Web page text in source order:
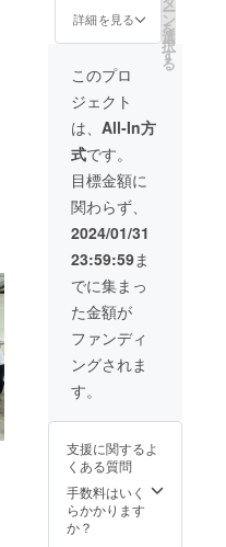
たい！
コミュ
作りの
リアル
な現場
を最前
線で見
て学び
たい！
という
方には
おスス
メで
す。
クの上
どんな
るかぜ
ひご覧
くださ
い！ ▼
複業ナ
レッジ
シェ
ア：約
60分 ・
有効期
限 ：
2024年
6月30日
まで ・
受講方
法 ：オ
ンライ
を使用
予定）
※相談は
オンラ
イン商
談ツー
とって
時間に
ださ
い。 お
選びい
ただけ
るリ
ターン
にご協
力いた
業実践
者は計
10人、
以下の
URLを
クリッ
クの上
るかぜ
ひご覧
くださ
い！ ▼
詳細 ・
複業ナ
滝田さ
大7人で
の飲み
会(関東/
夕方/リ
アル)は
田中さ
んと滝
田さ
ん、そ
して最
大7人の
メン
バーと
の飲み
会に参
加でき
ます。
リラッ
クスし
で、貴
重な交
流の機
会を得
ること
ができ
せてカ
スタマ
イズさ
れた時
間を提
供しま
す。 ※
イベン
トの開
催は首
都圏
（東京
神奈
川）を
予定し
ており
ます。
※当日の
日程や
スケ
ジュー
旬を予
おりま
すが、
正式に
確定次
第ご連
するト
レ
ジャー
フット
コミュ
ニティ
イベン
トにお
けるク
レジッ
ト掲載1
年間
Discord
コミュ
ニティ
への参
加、リ
アルイ
ベント
への参
加に桑
のクレ
に1年間
名前を
掲載し
ます。
支援が
詳細を見る ー
ン
を
選
択
す
る
このプロ
ジェクト
は、 All-In方
式です。
目標金額に
関わらず、
2024/01/31
23:59:59ま
でに集まっ
た金額が
ファンディ
ングされま
す。
支援に関するよ
くある質問
手数料はいく
らかかります
か？